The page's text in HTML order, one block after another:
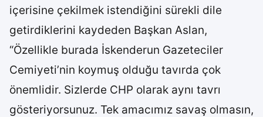
içerisine çekilmek istendiğini sürekli dile
getirdiklerini kaydeden Başkan Aslan,
“Özellikle burada İskenderun Gazeteciler
Cemiyeti’nin koymuş olduğu tavırda çok
önemlidir. Sizlerde CHP olarak aynı tavrı
gösteriyorsunuz. Tek amacımız savaş olmasın,